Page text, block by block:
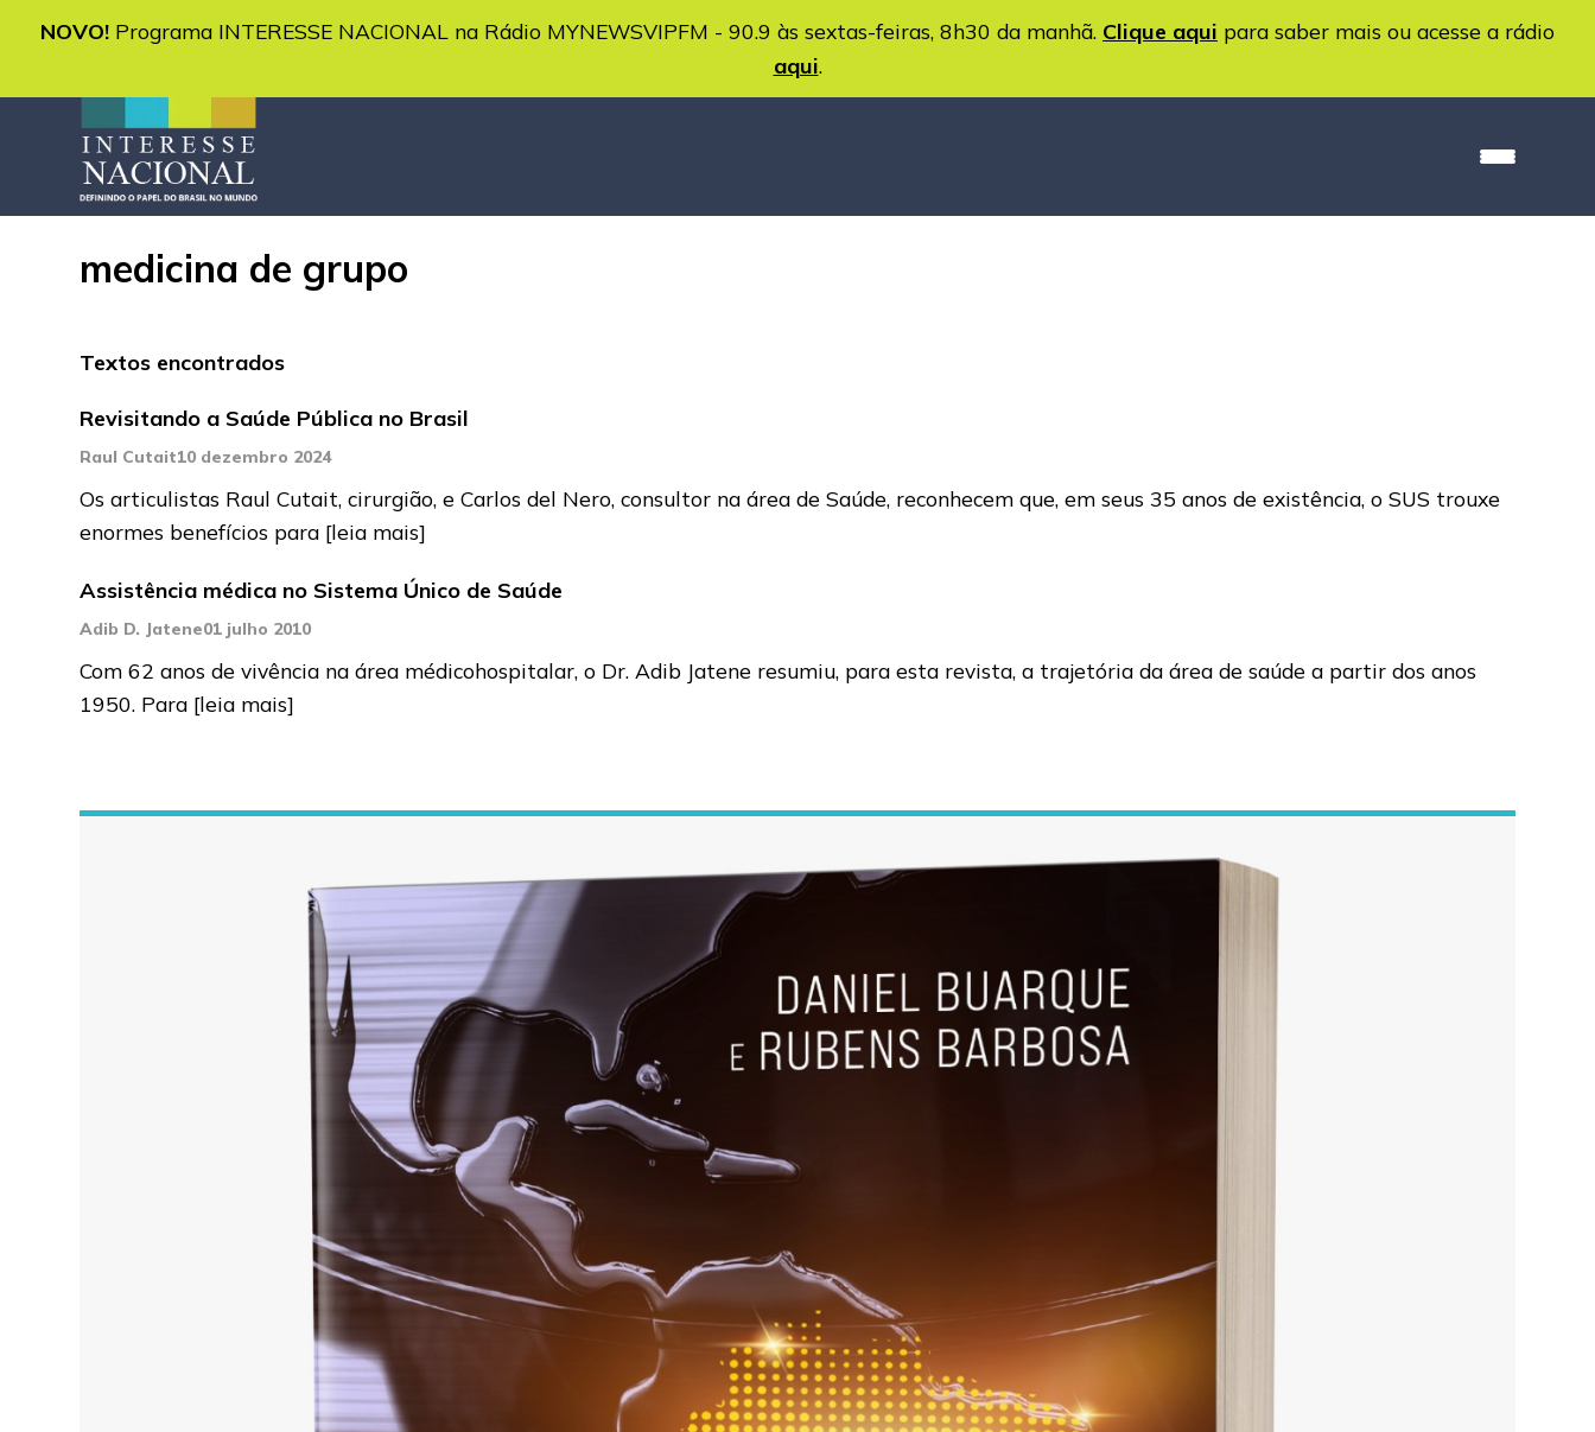
NOVO! Programa INTERESSE NACIONAL na Rádio MYNEWSVIPFM - 90.9 às sextas-feiras, 8h30 da manhã. Clique aqui para saber mais ou acesse a rádio
aqui.
medicina de grupo
Textos encontrados
Revisitando a Saúde Pública no Brasil
Raul Cutait10 dezembro 2024
Os articulistas Raul Cutait, cirurgião, e Carlos del Nero, consultor na área de Saúde, reconhecem que, em seus 35 anos de existência, o SUS trouxe
enormes benefícios para [leia mais]
Assistência médica no Sistema Único de Saúde
Adib D. Jatene01 julho 2010
Com 62 anos de vivência na área médicohospitalar, o Dr. Adib Jatene resumiu, para esta revista, a trajetória da área de saúde a partir dos anos
1950. Para [leia mais]